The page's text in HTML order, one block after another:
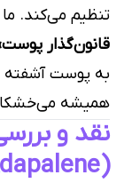
تنظیم می‌کند. ما
قانون‌گذار
به پوست آشفته
همیشه
نقد و
(Adapalene)